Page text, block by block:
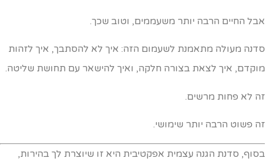
החיים הרבה יותר משעממים, וטוב שכך.
מעולה מתאמנת לשעמום הזה: איך לא להסתבך, איך לזהות
איך לצאת בצורה חלקה, ואיך להישאר עם תחושת שליטה.
לא פחות מרשים.
פשוט הרבה יותר שימושי.
סדנת הגנה עצמית אפקטיבית היא זו שיוצרת לך בהירות,